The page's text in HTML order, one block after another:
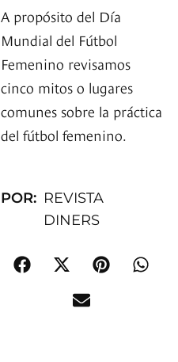
A propósito del Día
Mundial del Fútbol
Femenino revisamos
cinco mitos o lugares
comunes sobre la práctica
del fútbol femenino.
POR: REVISTA
DINERS